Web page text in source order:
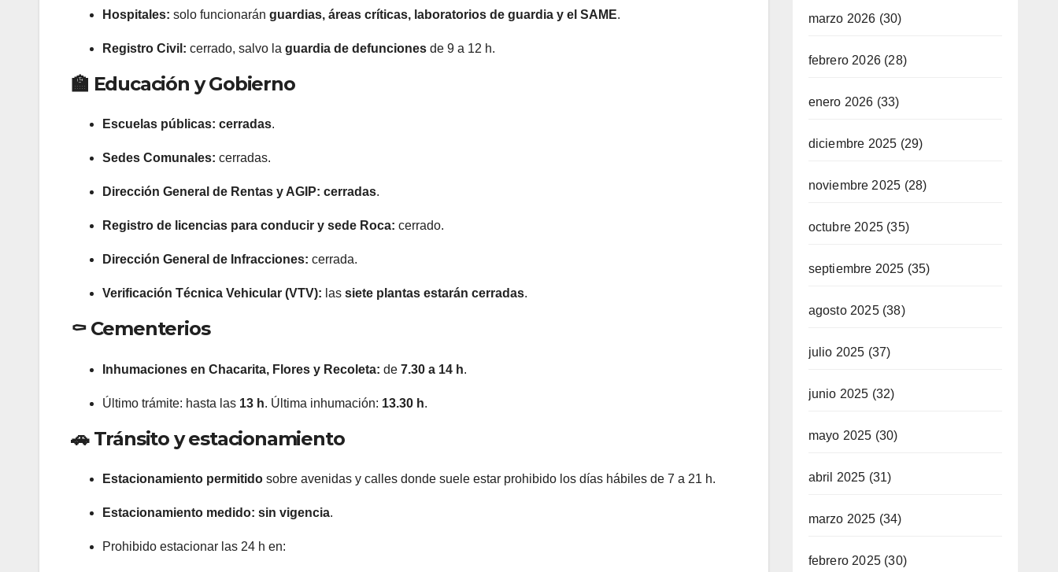
Hospitales: solo funcionarán guardias, áreas críticas, laboratorios de guardia y el SAME.
Registro Civil: cerrado, salvo la guardia de defunciones de 9 a 12 h.
🏫 Educación y Gobierno
Escuelas públicas: cerradas.
Sedes Comunales: cerradas.
Dirección General de Rentas y AGIP: cerradas.
Registro de licencias para conducir y sede Roca: cerrado.
Dirección General de Infracciones: cerrada.
Verificación Técnica Vehicular (VTV): las siete plantas estarán cerradas.
⚰️ Cementerios
Inhumaciones en Chacarita, Flores y Recoleta: de 7.30 a 14 h.
Último trámite: hasta las 13 h. Última inhumación: 13.30 h.
🚗 Tránsito y estacionamiento
Estacionamiento permitido sobre avenidas y calles donde suele estar prohibido los días hábiles de 7 a 21 h.
Estacionamiento medido: sin vigencia.
Prohibido estacionar las 24 h en:
marzo 2026 (30)
febrero 2026(28)
enero 2026 (33)
diciembre 2025 (29)
noviembre 2025 (28)
octubre 2025(35)
septiembre 2025 (35)
agosto 2025(38)
julio 2025 (37)
junio 2025 (32)
mayo 2025 (30)
abril 2025 (31)
marzo 2025 (34)
febrero 2025(30)